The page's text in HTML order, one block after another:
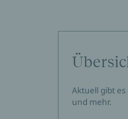
Aktuell gibt
und mehr.